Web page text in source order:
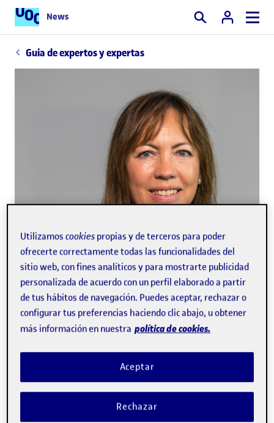
News Buscar
Guia de expertos y expertas
Eugènia Santamaria Pérez
Estudios de Informática, Multimedia y
Telecomunicación
Utilizamoscookies propias y de terceros para poder
ofrecerte correctamente todas las funcionalidades del
sitio web, con fines analíticos y para mostrarte publicidad
personalizada de acuerdo con un perfil elaborado a partir
de tus hábitos de navegación. Puedes aceptar, rechazar o
configurar tus preferencias haciendo clic abajo, u obtener
más información en nuestra política de cookies.
Rechazar
Aceptar